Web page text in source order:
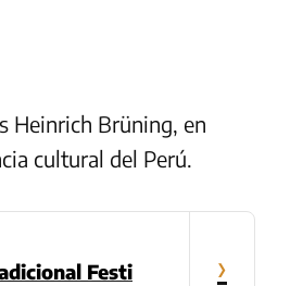
Heinrich Brüning, en
cultural del Perú.
Festi ›